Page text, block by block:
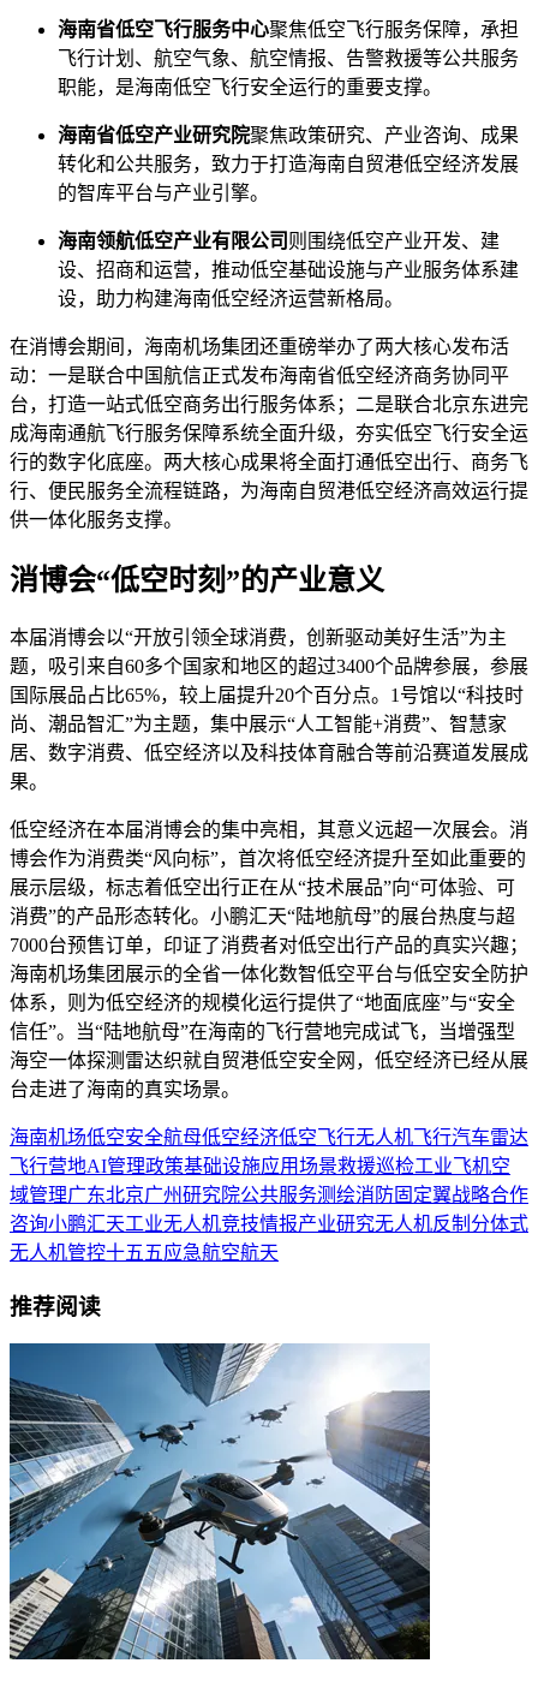
海南省低空飞行服务中心聚焦低空飞行服务保障，承担
飞行计划、航空气象、航空情报、告警救援等公共服务
职能，是海南低空飞行安全运行的重要支撑。
海南省低空产业研究院聚焦政策研究、产业咨询、成果
转化和公共服务，致力于打造海南自贸港低空经济发展
的智库平台与产业引擎。
海南领航低空产业有限公司 则围绕低空产业开发、建
设、招商和运营，推动低空基础设施与产业服务体系建
设，助力构建海南低空经济运营新格局。
在消博会期间，海南机场集团还重磅举办了两大核心发布活
动：一是联合中国航信正式发布海南省低空经济商务协同平
台，打造一站式低空商务出行服务体系；二是联合北京东进完
成海南通航飞行服务保障系统全面升级，夯实低空飞行安全运
行的数字化底座。两大核心成果将全面打通低空出行、商务飞
行、便民服务全流程链路，为海南自贸港低空经济高效运行提
供一体化服务支撑。
消博会“低空时刻”的产业意义
本届消博会以“开放引领全球消费，创新驱动美好生活”为主
题，吸引来自60多个国家和地区的超过3400个品牌参展，参展
国际展品占比65%，较上届提升20个百分点。1号馆以“科技时
尚、潮品智汇”为主题，集中展示“人工智能+消费”、智慧家
居、数字消费、低空经济以及科技体育融合等前沿赛道发展成
果。
低空经济在本届消博会的集中亮相，其意义远超一次展会。消
博会作为消费类“风向标”，首次将低空经济提升至如此重要的
展示层级，标志着低空出行正在从“技术展品”向“可体验、可
消费”的产品形态转化。小鹏汇天“陆地航母”的展台热度与超
7000台预售订单，印证了消费者对低空出行产品的真实兴趣；
海南机场集团展示的全省一体化数智低空平台与低空安全防护
体系，则为低空经济的规模化运行提供了“地面底座”与“安全
信任”。当“陆地航母”在海南的飞行营地完成试飞，当增强型
海空一体探测雷达织就自贸港低空安全网，低空经济已经从展
台走进了海南的真实场景。
海南机场低空安全航母低空经济低空飞行无人机 飞行汽车雷达
飞行营地AI管理政策基础设施应用场景救援巡检工业 飞机空
域管理广东北京广州研究院公共服务测绘消防固定翼战略合作
咨询小鹏汇天工业无人机竞技情报产业研究无人机反制 分体式
无人机管控十五五应急航空航天
推荐阅读